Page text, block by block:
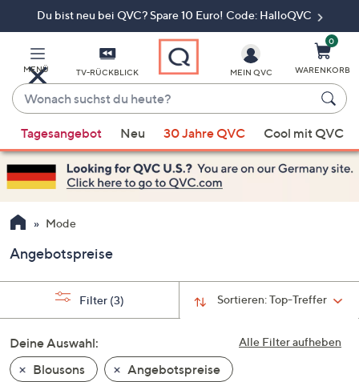
Du bist neu bei QVC? Spare 10 Euro! Code: HalloQVC
MENÜ TV-RÜCKBLICK
Wonach
suchst
du
heute?
Vorschläge
verfügbar
sind,
verwenden
Sie
Pfeiltasten
nach
und
nach
unten
oder
MEIN QVC
0
WARENKORB
Tagesangebot Neu 30 Jahre QVC Cool mit QVC
Mode
Angebotspreise
Sortieren:Top-Treffer
Filter (3)
Alle Filter aufheben
Deine Auswahl:
Blousons
Angebotspreise